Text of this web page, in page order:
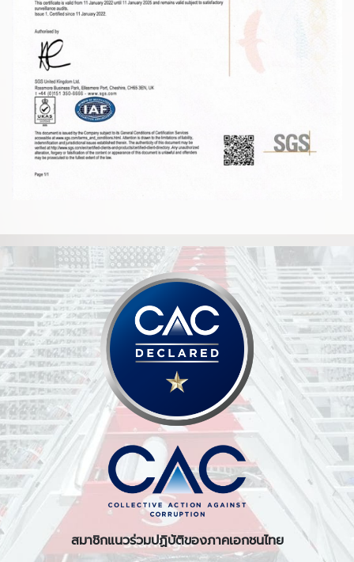
สมาชิกแนวร่วมปฏิบัติของภาคเอกชนไทย